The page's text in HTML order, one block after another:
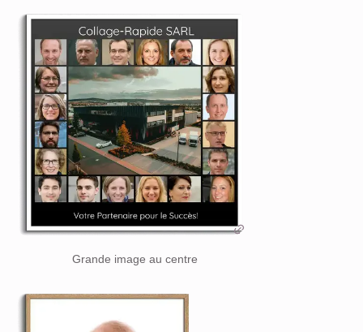
Grande image au centre